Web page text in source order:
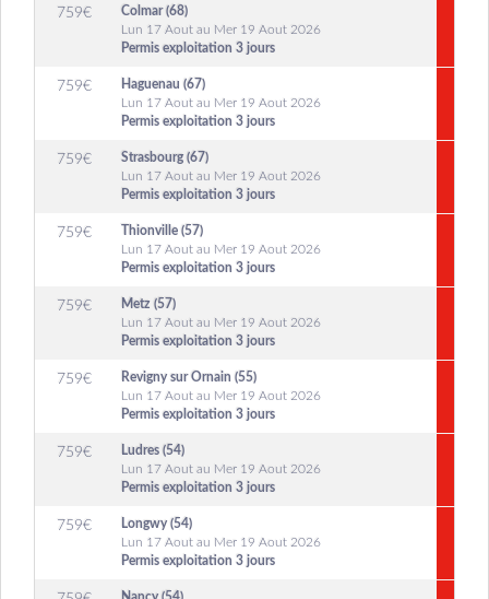
759€
Colmar (68)
Lun 17 Aout au Mer 19 Aout 2026
Permis exploitation 3 jours
759€
Haguenau (67)
Lun 17 Aout au Mer 19 Aout 2026
Permis exploitation 3 jours
759€
Strasbourg (67)
Lun 17 Aout au Mer 19 Aout 2026
Permis exploitation 3 jours
759€
Thionville (57)
Lun 17 Aout au Mer 19 Aout 2026
Permis exploitation 3 jours
759€
Metz (57)
Lun 17 Aout au Mer 19 Aout 2026
Permis exploitation 3 jours
759€
Revigny sur Ornain (55)
Lun 17 Aout au Mer 19 Aout 2026
Permis exploitation 3 jours
759€
Ludres (54)
Lun 17 Aout au Mer 19 Aout 2026
Permis exploitation 3 jours
759€
Longwy (54)
Lun 17 Aout au Mer 19 Aout 2026
Permis exploitation 3 jours